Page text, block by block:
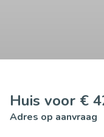
Huis voor €
Adres op aanvraag